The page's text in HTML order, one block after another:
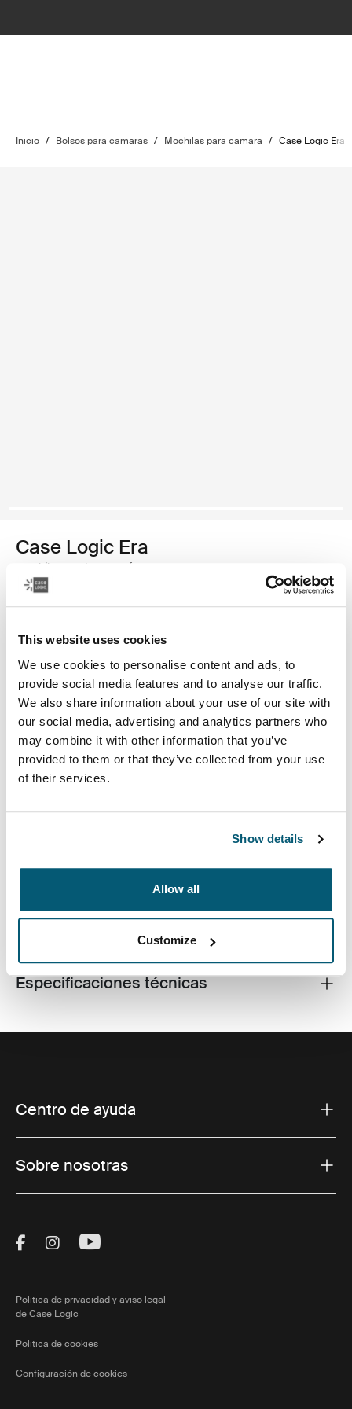
This website uses cookies
We use cookies to personalise content and ads, to
provide social media features and to analyse our traffic.
We also share information about your use of our site with
our social media, advertising and analytics partners who
may combine it with other information that you’ve
provided to them or that they’ve collected from your use
of their services.
Show details
Allow all
Customize
Inicio / Bolsos para cámaras / Mochilas para cámara / Case Logic Era
Case Logic Era
mochila grande para cámaras
Mochila amplia y de diseño contemporáneo para
Toggle features
Todas las características
Toggle techspec
Especificaciones técnicas
Centro de ayuda
Sobre nosotras
Visit Thule on Facebook (external link)
Visit Thule on Instagram (external link)
Visit Thule on Youtube (external
Política de privacidad y aviso legal
de Case Logic
Política de cookies
Configuración de cookies